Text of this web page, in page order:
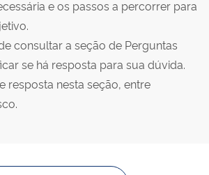
e os passos a percorrer para
consultar a seção de Perguntas
se há resposta para sua dúvida.
resposta nesta seção, entre